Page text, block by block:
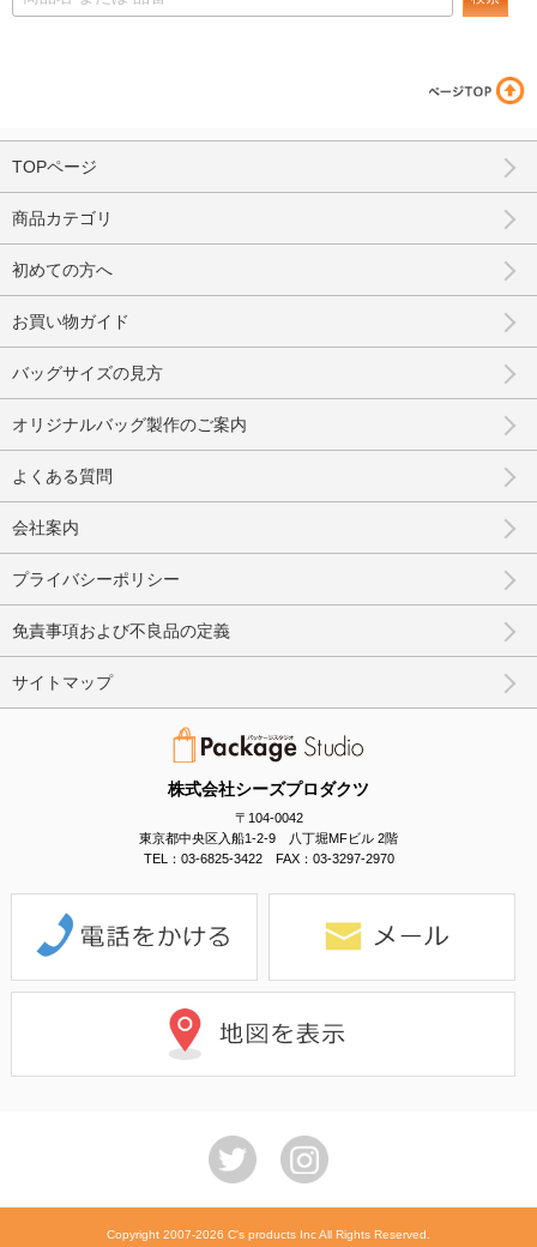
株式会社シーズプロダクツ
〒104-0042
東京都中央区入船1-2-9 八丁堀MFビル 2階
TEL：03-6825-3422 FAX：03-3297-2970
TOPページ
商品カテゴリ
初めての方へ
お買い物ガイド
バッグサイズの見方
オリジナルバッグ製作のご案内
よくある質問
会社案内
プライバシーポリシー
免責事項および不良品の定義
サイトマップ
Copyright 2007-2026 C's products Inc All Rights Reserved.